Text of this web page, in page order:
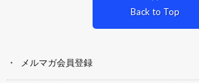
Back to Top
メルマガ会員登録